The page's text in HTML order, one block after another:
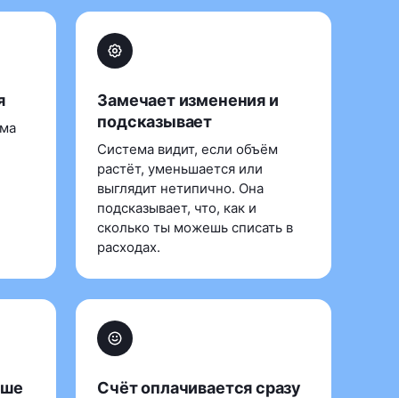
Замечает изменения и
подсказывает
Система видит, если объём
растёт, уменьшается или
выглядит нетипично. Она
подсказывает, что, как и
сколько ты можешь списать в
расходах.
Счёт оплачивается сразу